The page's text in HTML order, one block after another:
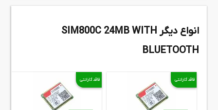
انواع دیگر SIM800C 24MB WITH
BLUETOOTH
فاقد گارانتی فاقد گارانتی